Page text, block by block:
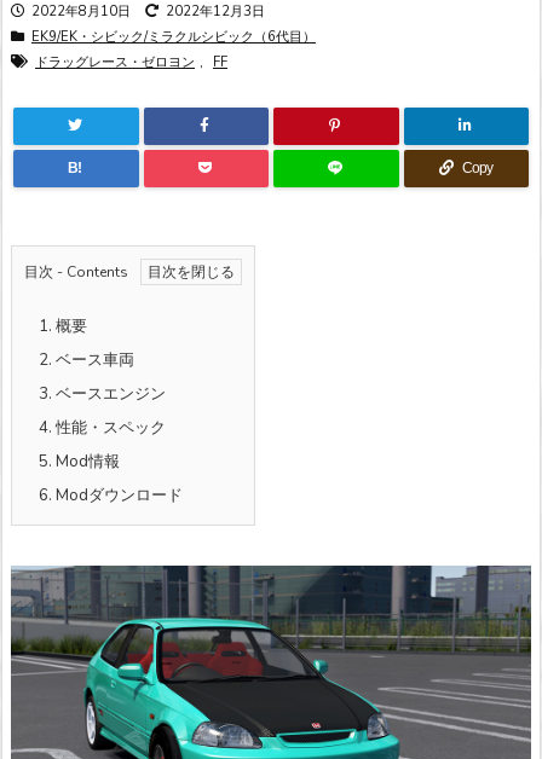
2022年8月10日
2022年12月3日
EK9/EK・シビック/ミラクルシビック（6代目）
ドラッグレース・ゼロヨン , FF
B! Copy
目次 - Contents
1. 概要
2. ベース車両
3. ベースエンジン
4.性能・スペック
5. Mod情報
6. Modダウンロード